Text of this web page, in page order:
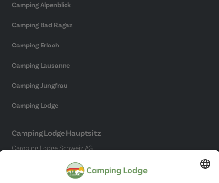
Camping Alpenblick
Camping Bad Ragaz
Camping Erlach
Camping Lausanne
Camping Jungfrau
Camping Lodge
Camping Lodge Hauptsitz
Camping Lodge Schweiz AG